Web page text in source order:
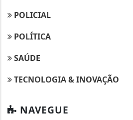
POLICIAL
POLÍTICA
SAÚDE
TECNOLOGIA & INOVAÇÃO
NAVEGUE